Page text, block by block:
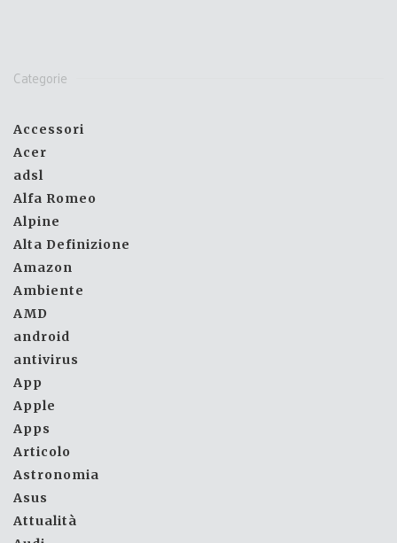
Categorie
Accessori
Acer
adsl
Alfa Romeo
Alpine
Alta Definizione
Amazon
Ambiente
AMD
android
antivirus
App
Apple
Apps
Articolo
Astronomia
Asus
Attualità